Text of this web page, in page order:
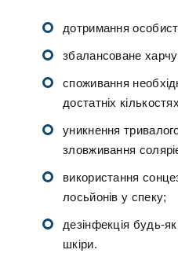
дотримання
збалансоване
споживання
достатніх
уникнення
зловживання
використання
лосьйонів у спеку;
дезінфекція будь-
шкіри.